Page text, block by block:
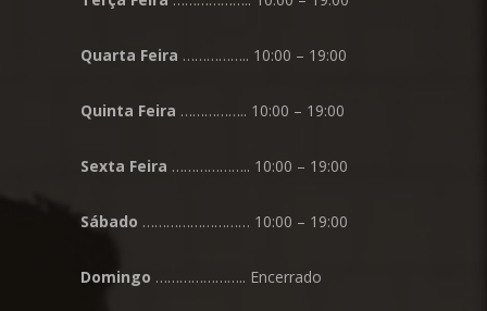
Quarta Feira …………….. 10:00 – 19:00
Quinta Feira …………….. 10:00 – 19:00
Sexta Feira ……………….. 10:00 – 19:00
Sábado ……………………… 10:00 – 19:00
Domingo ………………….. Encerrado